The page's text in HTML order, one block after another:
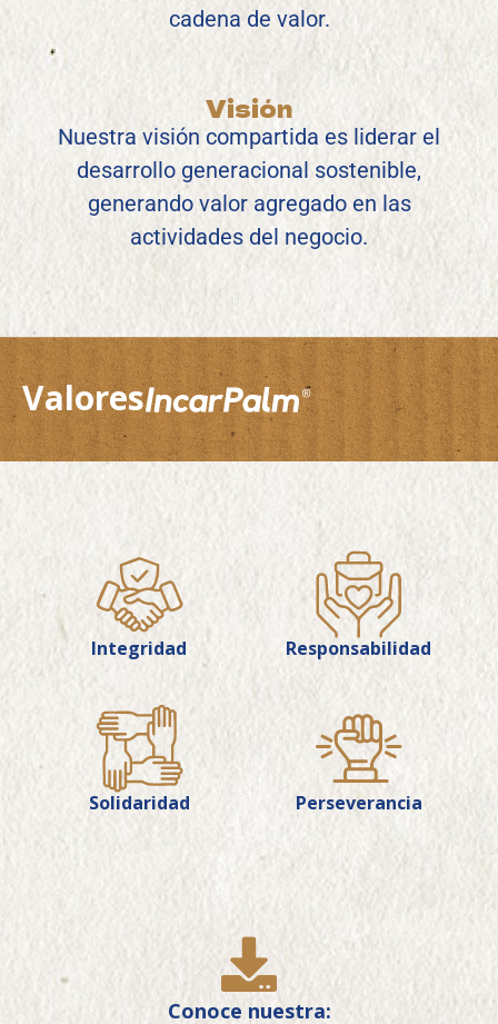
cadena de valor.
Visión
Nuestra visión compartida es liderar el
desarrollo generacional sostenible,
generando valor agregado en las
actividades del negocio.
Valores
Integridad Responsabilidad
Solidaridad Perseverancia
Conoce nuestra: